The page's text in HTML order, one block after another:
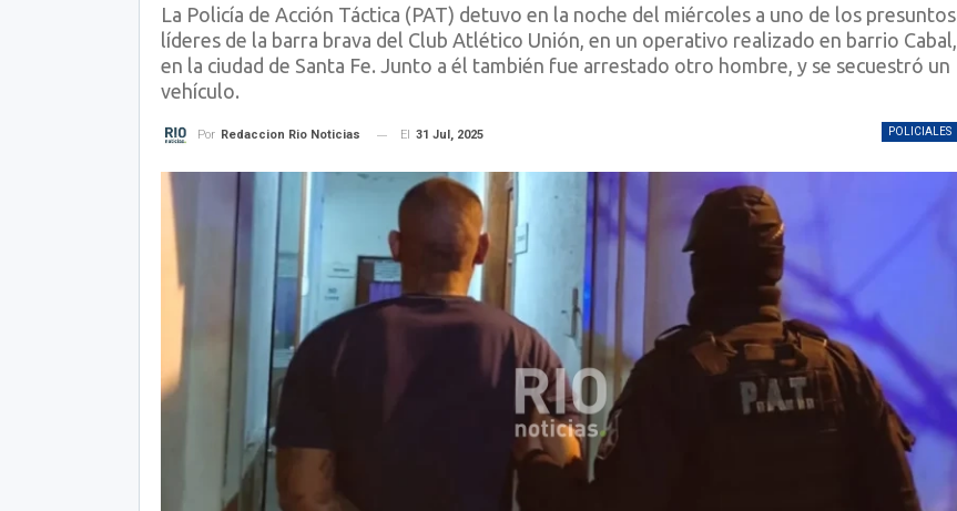
La Policía de Acción Táctica (PAT) detuvo en la noche del miércoles a uno de los presuntos
líderes de la barra brava del Club Atlético Unión, en un operativo realizado en barrio Cabal,
en la ciudad de Santa Fe. Junto a él también fue arrestado otro hombre, y se secuestró un
vehículo.
POLICIALES
Por Redaccion Rio Noticias El 31 Jul, 2025